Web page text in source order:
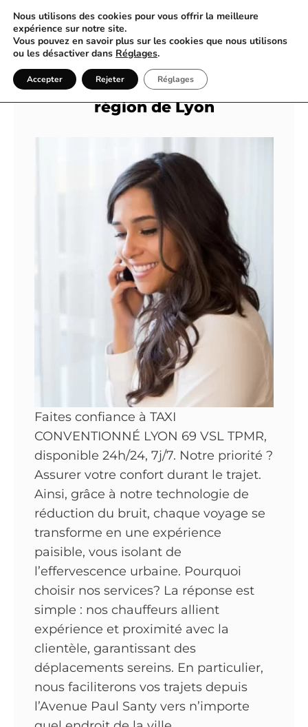
Confort et Tranquillité à Bord,
pour tous vos déplacements
conventionné en taxi dans la
région de Lyon
Faites confiance à TAXI
CONVENTIONNÉ LYON 69 VSL TPMR,
disponible 24h/24, 7j/7. Notre priorité ?
Assurer votre confort durant le trajet.
Ainsi, grâce à notre technologie de
réduction du bruit, chaque voyage se
transforme en une expérience
paisible, vous isolant de
l’effervescence urbaine. Pourquoi
choisir nos services? La réponse est
simple : nos chauffeurs allient
expérience et proximité avec la
clientèle, garantissant des
déplacements sereins. En particulier,
nous faciliterons vos trajets depuis
l’Avenue Paul Santy vers n’importe
Nous utilisons des cookies pour vous offrir la meilleure
expérience sur notre site.
Vous pouvez en savoir plus sur les cookies que nous utilisons
ou les désactiver dans Réglages.
Accepter Rejeter Réglages